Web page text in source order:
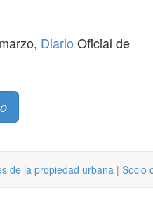
Diario Oficial de
de la propiedad urbana | Socio